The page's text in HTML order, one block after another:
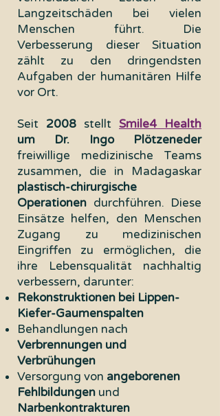
Langzeitschäden bei vielen
Menschen führt. Die
Verbesserung dieser Situation
zählt zu den dringendsten
Aufgaben der humanitären Hilfe
vor Ort.
Seit 2008 stellt Smile4 Health
um Dr. Ingo Plötzeneder
freiwillige medizinische Teams
zusammen, die in Madagaskar
plastisch-chirurgische
Operationen durchführen. Diese
Einsätze helfen, den Menschen
Zugang zu medizinischen
Eingriffen zu ermöglichen, die
ihre Lebensqualität nachhaltig
verbessern, darunter:
Rekonstruktionen bei Lippen-
Kiefer-Gaumenspalten
Behandlungen nach
Verbrennungen und
Verbrühungen
Versorgung von angeborenen
Fehlbildungen und
Narbenkontrakturen